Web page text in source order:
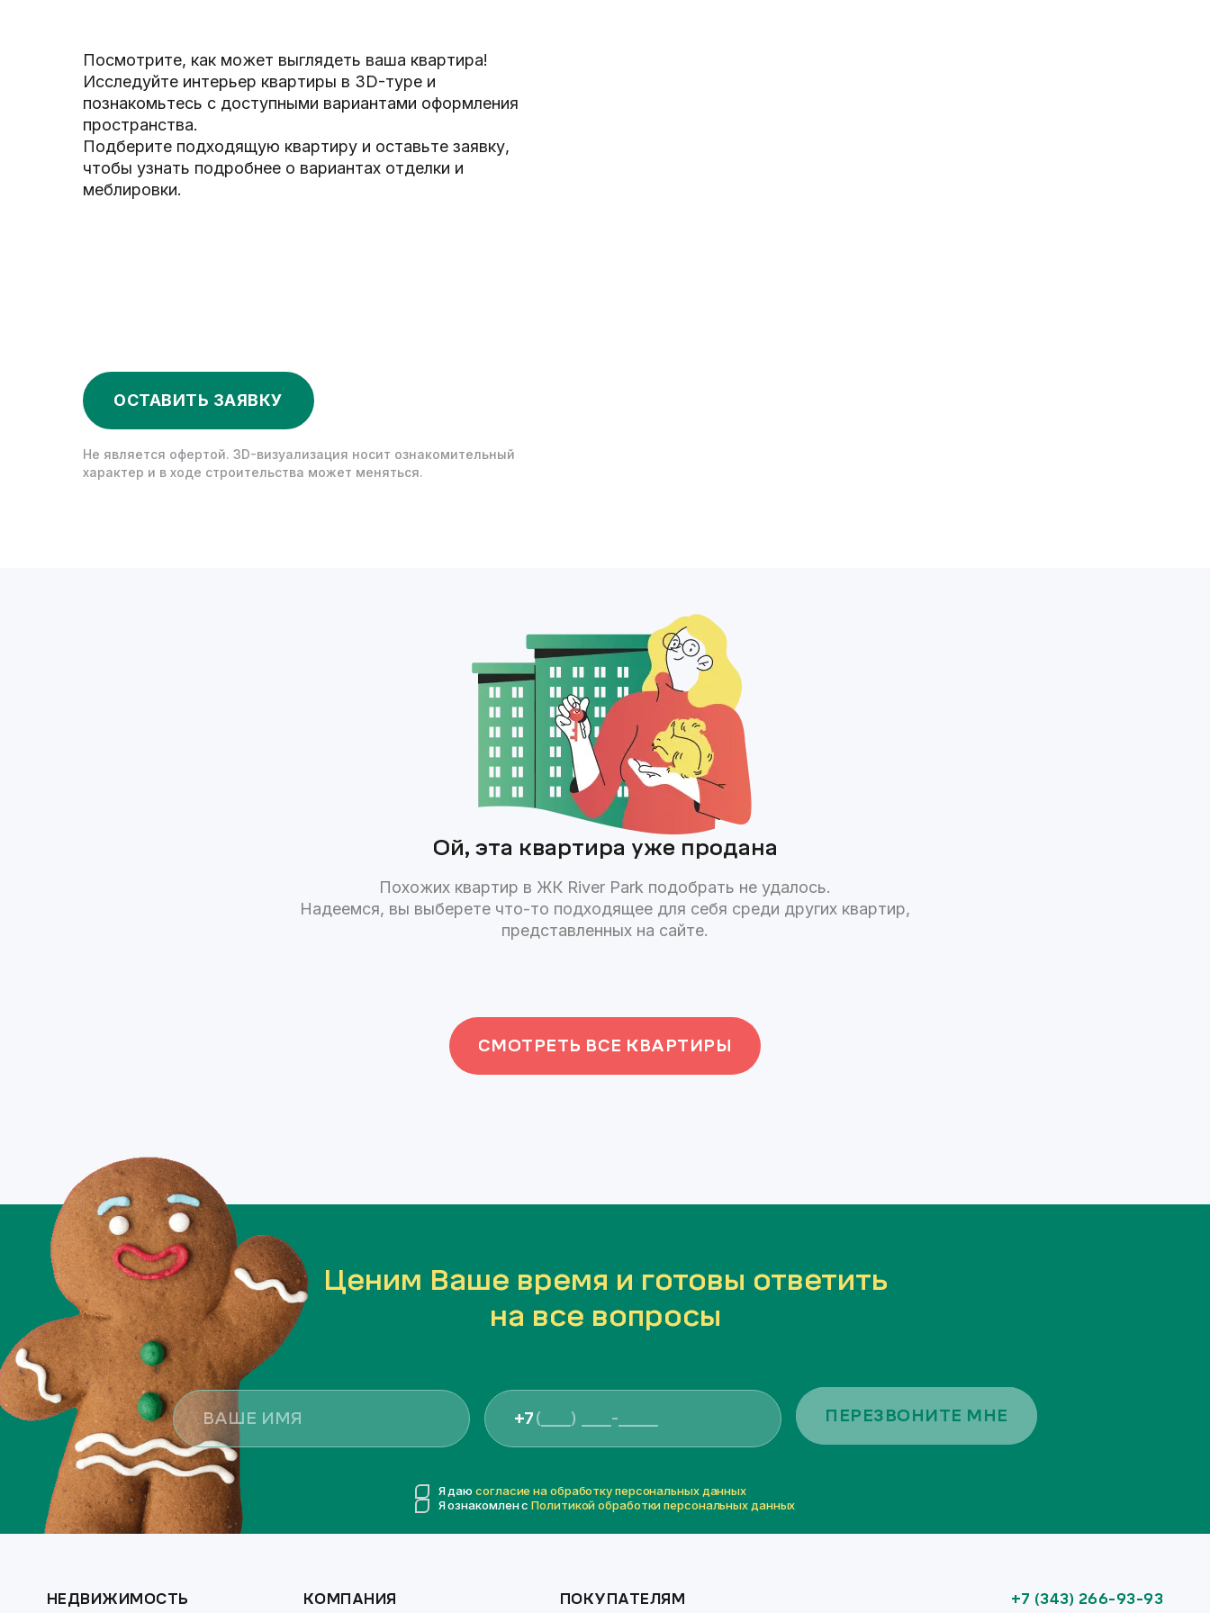
Посмотрите, как может выглядеть ваша квартира!
Исследуйте интерьер квартиры в 3D-туре и
познакомьтесь с доступными вариантами оформления
пространства.
Подберите подходящую квартиру и оставьте заявку,
чтобы узнать подробнее о вариантах отделки и
меблировки.
ОСТАВИТЬ ЗАЯВКУ
Не является офертой. 3D-визуализация носит ознакомительный
характер и в ходе строительства может меняться.
Ой, эта квартира уже продана
Похожих квартир в ЖК River Park подобрать не удалось.
Надеемся, вы выберете что-то подходящее для себя среди других квартир,
представленных на сайте.
СМОТРЕТЬ ВСЕ КВАРТИРЫ
Ценим Ваше время и готовы ответить
на все вопросы
+7 ПЕРЕЗВОНИТЕ МНЕ
Я даю согласие на обработку персональных данных
Я ознакомлен с Политикой обработки персональных данных
НЕДВИЖИМОСТЬ КОМПАНИЯ ПОКУПАТЕЛЯМ +7 (343) 266-93-93